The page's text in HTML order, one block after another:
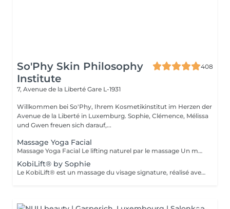
So'Phy Skin Philosophy
Institute
408
7, Avenue de la Liberté Gare L-1931
Willkommen bei So'Phy, Ihrem Kosmetikinstitut im Herzen der
Avenue de la Liberté in Luxemburg. Sophie, Clémence, Mélissa
und Gwen freuen sich darauf,...
Massage Yoga Facial
Massage Yoga Facial Le lifting naturel par le massage Un massage du visage dynamique et profond qui stimule les muscles et relance les circulations pour redessiner les contours du visage. Grâce à des manuvres expertes et à l'utilisation d'outils spécifiques comme le Gua Sha et les Mushrooms, ce soin agit à la fois sur la tonicité de la peau et la détente des tensions faciales. Il permet de lisser les traits, d'illuminer le teint et de révéler un visage plus reposé et naturellement sculpté. Un soin idéal pour celles et ceux qui recherchent un effet visible, tout en profitant d'un moment de relâchement profond. Comme chaque soin chez So'Phy, le massage est adapté en fonction des besoins de votre peau et des tensions observées.
KobiLift® by Sophie
Le KobiLift® est un massage du visage signature, réalisé avec une gestuelle précise et rythmée visant à stimuler les muscles, relancer les circulations et libérer les tensions. Il agit en profondeur pour redessiner les contours du visage, lisser les traits et raviver l'éclat de la peau, tout en procurant un effet liftant naturel. Le KobiLift est proposé seul, pour un effet immédiat, ou intégré dans un soin du visage complet afin d'en renforcer les résultats et d'améliorer la qualité de la peau. À la fois tonique et relaxant, ce soin offre un véritable moment de lâcher-prise tout en apportant des résultats visibles. Idéal pour celles et ceux qui recherchent un visage plus lisse, plus lumineux et naturellement raffermi.